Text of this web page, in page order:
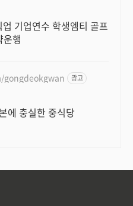
기업연수 학생엠티 골프
행
광고
에 충실한 중식당